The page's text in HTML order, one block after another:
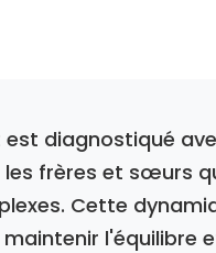
diagnostiqué
frères et sœurs
Cette
l'équilibre